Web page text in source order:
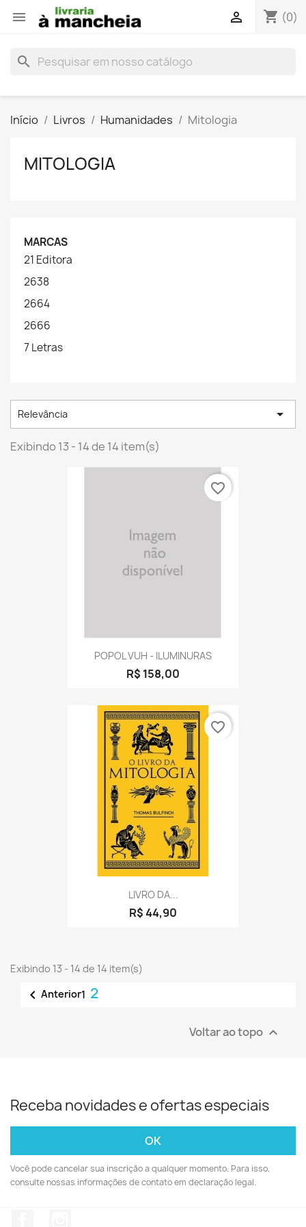
 shopping_cart (0)

search
Início Livros Humanidades Mitologia
MITOLOGIA
MARCAS
21 Editora
2638
2664
2666
7 Letras
Relevância 
Exibindo 13 - 14 de 14 item(s)
POPOL VUH - ILUMINURAS
R$ 158,00
favorite_border
LIVRO DA...
R$ 44,90
favorite_border
Exibindo 13 - 14 de 14 item(s)
 Anterior1 2
Voltar ao topo 
Receba novidades e ofertas especiais
Você pode cancelar sua inscrição a qualquer momento. Para isso,
consulte nossas informações de contato em declaração legal.